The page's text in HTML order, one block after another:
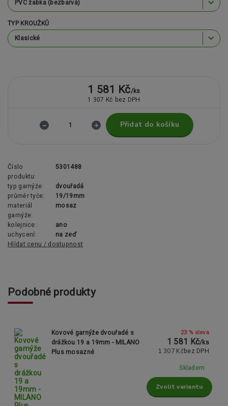
TYP KROUŽKŮ
1 581 Kč/ks
1 307 Kč bez DPH
Přidat do košíku
Číslo
produktu:
5301488
typ garnýže:
dvouřadá
průměr tyče:
19/19mm
materiál
garnýže:
mosaz
kolejnice:
ano
uchycení:
na zeď
Hlídat cenu / dostupnost
Podobné produkty
Kovové garnýže dvouřadé s
drážkou 19 a 19mm - MILANO
Plus mosazné
23 % sleva
1 581 Kč/ks
1 307 Kč bez DPH
Skladem
Zvolit variantu